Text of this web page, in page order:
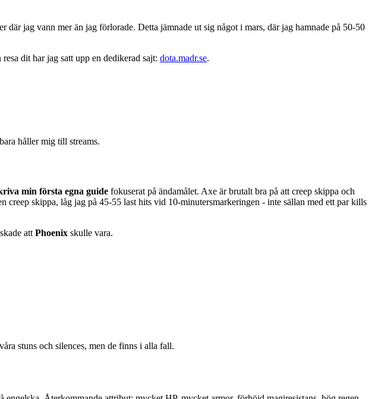
jag vann mer än jag förlorade. Detta jämnade ut sig något i mars, där jag hamnade på 50-50
dit har jag satt upp en dedikerad sajt: dota.madr.se.
håller mig till streams.
min första egna guide fokuserat på ändamålet. Axe är brutalt bra på att creep skippa och
skippa, låg jag på 45-55 last hits vid 10-minutersmarkeringen - inte sällan med ett par kills
att Phoenix skulle vara.
stuns och silences, men de finns i alla fall.